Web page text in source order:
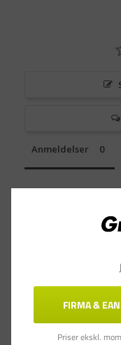
Anmeldelser
FIRMA & EAN
Priser ekskl.